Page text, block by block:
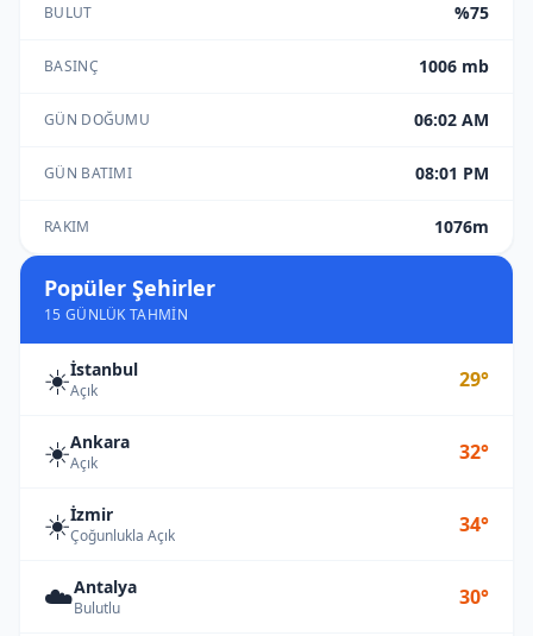
BULUT %75
BASINÇ 1006 mb
GÜN DOĞUMU 06:02 AM
GÜN BATIMI 08:01 PM
RAKIM 1076m
Popüler Şehirler
15 GÜNLÜK TAHMIN
☀️İstanbul
Açık 29°
☀️Ankara
Açık 32°
☀️İzmir
Çoğunlukla Açık 34°
☁️Antalya
Bulutlu 30°